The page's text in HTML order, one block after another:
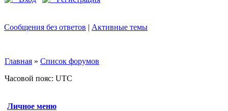
Сообщения без ответов | Активные темы
Главная » Список форумов
Часовой пояс: UTC
Личное меню